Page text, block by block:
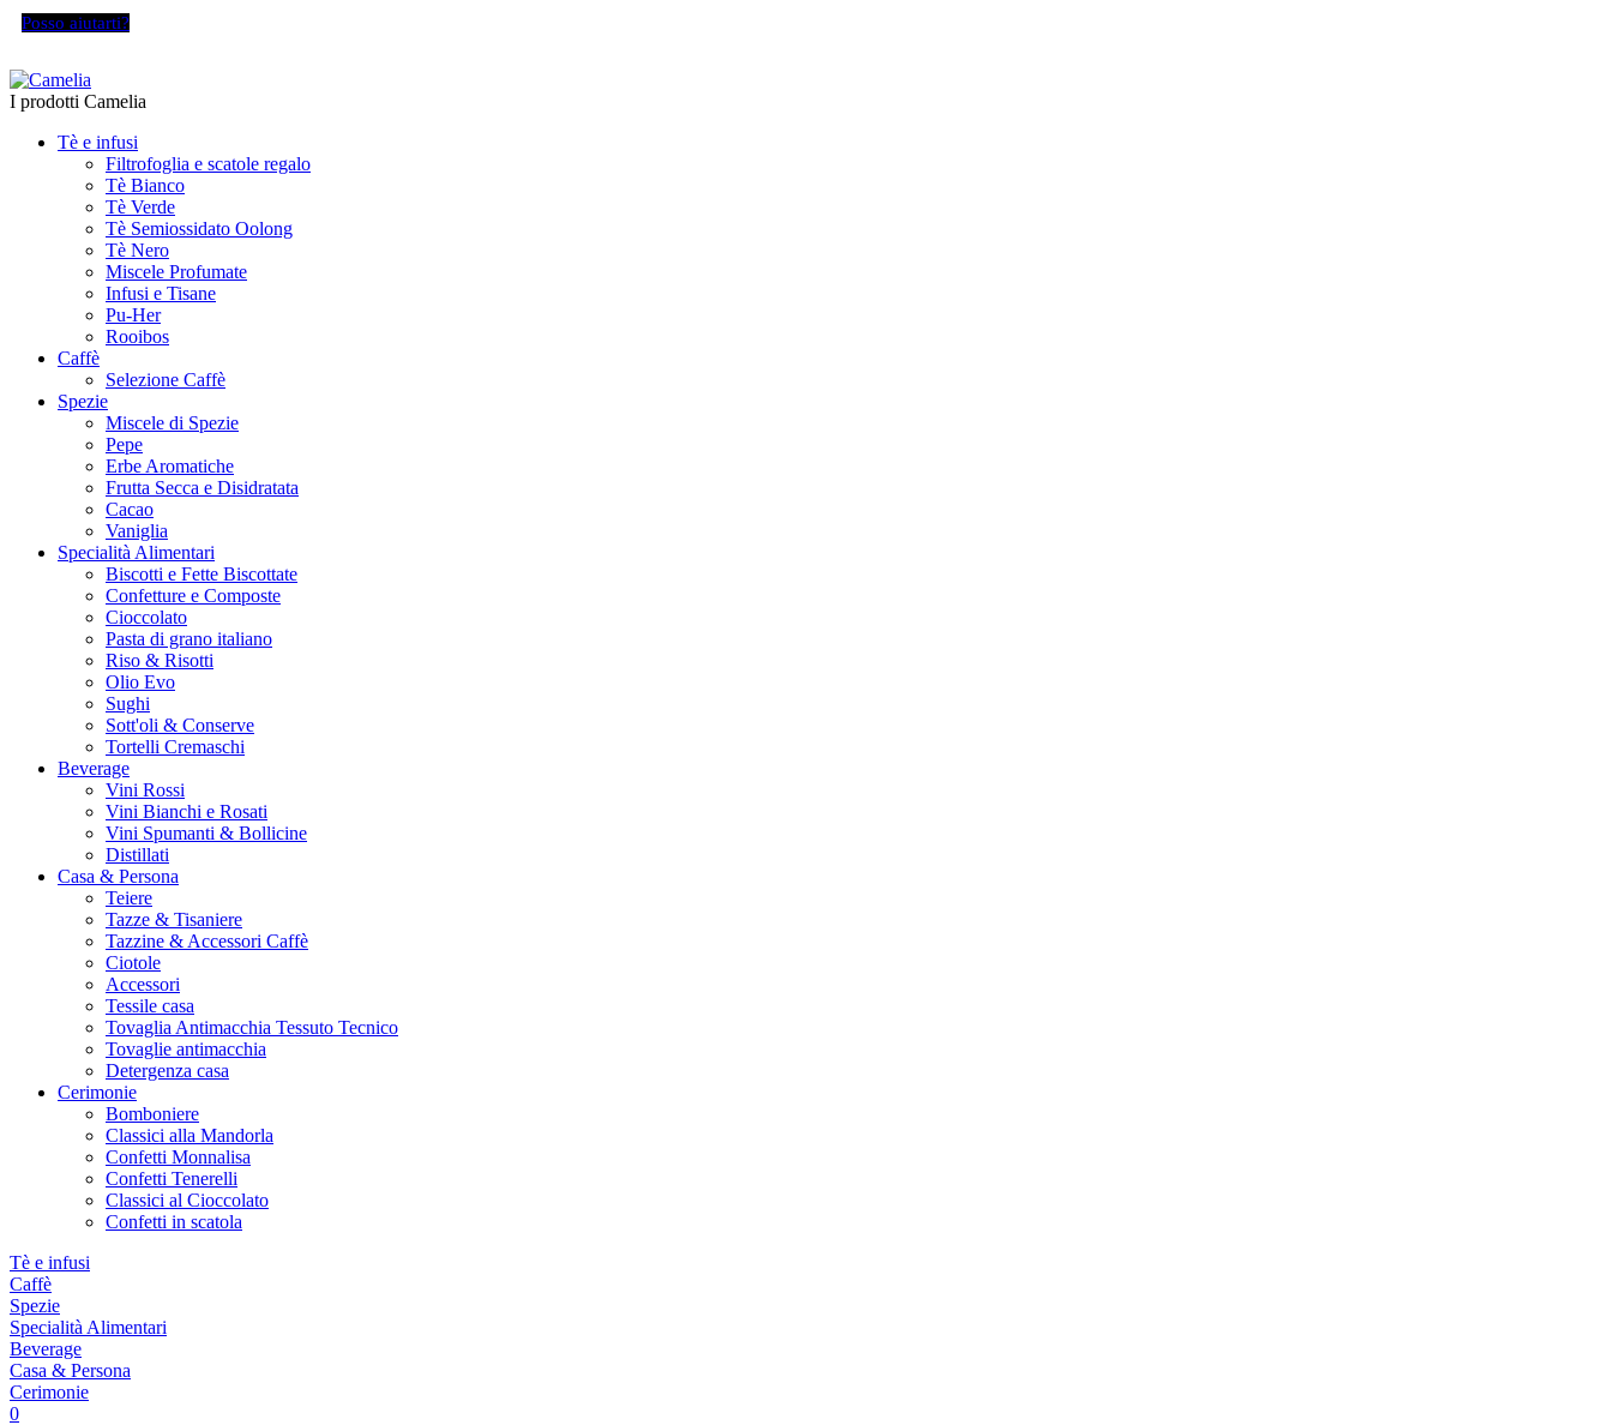
Posso aiutarti?
I prodotti Camelia
Tè e infusi
Filtrofoglia e scatole regalo
Tè Bianco
Tè Verde
Tè Semiossidato Oolong
Tè Nero
Miscele Profumate
Infusi e Tisane
Pu-Her
Rooibos
Caffè
Selezione Caffè
Spezie
Miscele di Spezie
Pepe
Erbe Aromatiche
Frutta Secca e Disidratata
Cacao
Vaniglia
Specialità Alimentari
Biscotti e Fette Biscottate
Confetture e Composte
Cioccolato
Pasta di grano italiano
Riso & Risotti
Olio Evo
Sughi
Sott'oli & Conserve
Tortelli Cremaschi
Beverage
Vini Rossi
Vini Bianchi e Rosati
Vini Spumanti & Bollicine
Distillati
Casa & Persona
Teiere
Tazze & Tisaniere
Tazzine & Accessori Caffè
Ciotole
Accessori
Tessile casa
Tovaglia Antimacchia Tessuto Tecnico
Tovaglie antimacchia
Detergenza casa
Cerimonie
Bomboniere
Classici alla Mandorla
Confetti Monnalisa
Confetti Tenerelli
Classici al Cioccolato
Confetti in scatola
Tè e infusi
Caffè
Spezie
Specialità Alimentari
Beverage
Casa & Persona
Cerimonie
0